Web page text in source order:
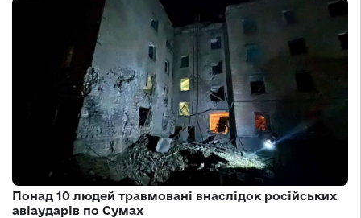
Понад 10 людей травмовані внаслідок російських
авіаударів по Сумах